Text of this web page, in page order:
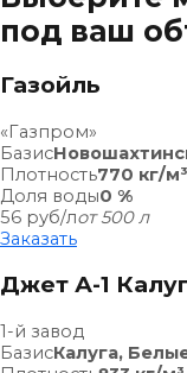
под ваш
Газойль
«Газпром»
Базис
Плотность770 кг/м³
Доля воды0 %
56 руб/лот 500 л
Заказать
Джет А-1
1-й завод
БазисКалуга,